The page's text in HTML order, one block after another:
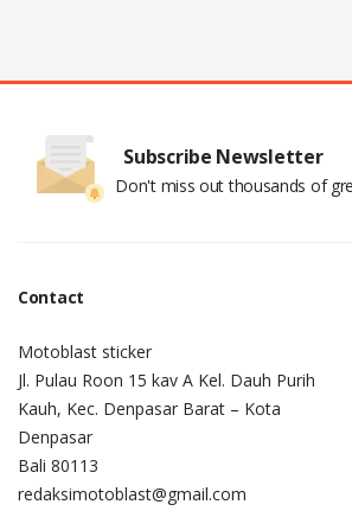
Subscribe Newsletter
Don't miss out thousands of
Contact
Motoblast sticker
Jl. Pulau Roon 15 kav A Kel. Dauh Purih
Kauh, Kec. Denpasar Barat – Kota
Denpasar
Bali 80113
redaksimotoblast@gmail.com